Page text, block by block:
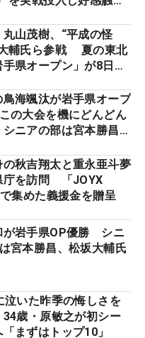
ネタ！】
山茂樹、“平成の怪
輔氏ら参戦 夏の東北
県オープン」が8日開
鳥海颯汰が岩手県オープ
の大会を機にどんどん
ニアの部は宮本勝昌が
の秋吉翔太と重永亜斗夢
庁を訪問 「JOYX
集めた義援金を贈呈
が岩手県OP優勝 シニ
宮本勝昌、松坂大輔氏
泣いた昨季の悔しさを
歳・原敏之が初シー
「まずはトップ10」